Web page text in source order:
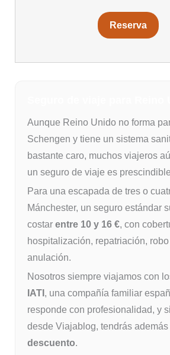
Reserva
Aunque Reino Unido no forma
Schengen y tiene un sistema
bastante caro, muchos viajeros
un seguro de viaje es
Para una escapada de tres o
Mánchester, un seguro estándar
costar entre 10 y 16 €, con
hospitalización, repatriación,
anulación.
Nosotros siempre viajamos con
IATI , una compañía familiar
responde con profesionalidad, y
desde Viajablog, tendrás además
descuento.